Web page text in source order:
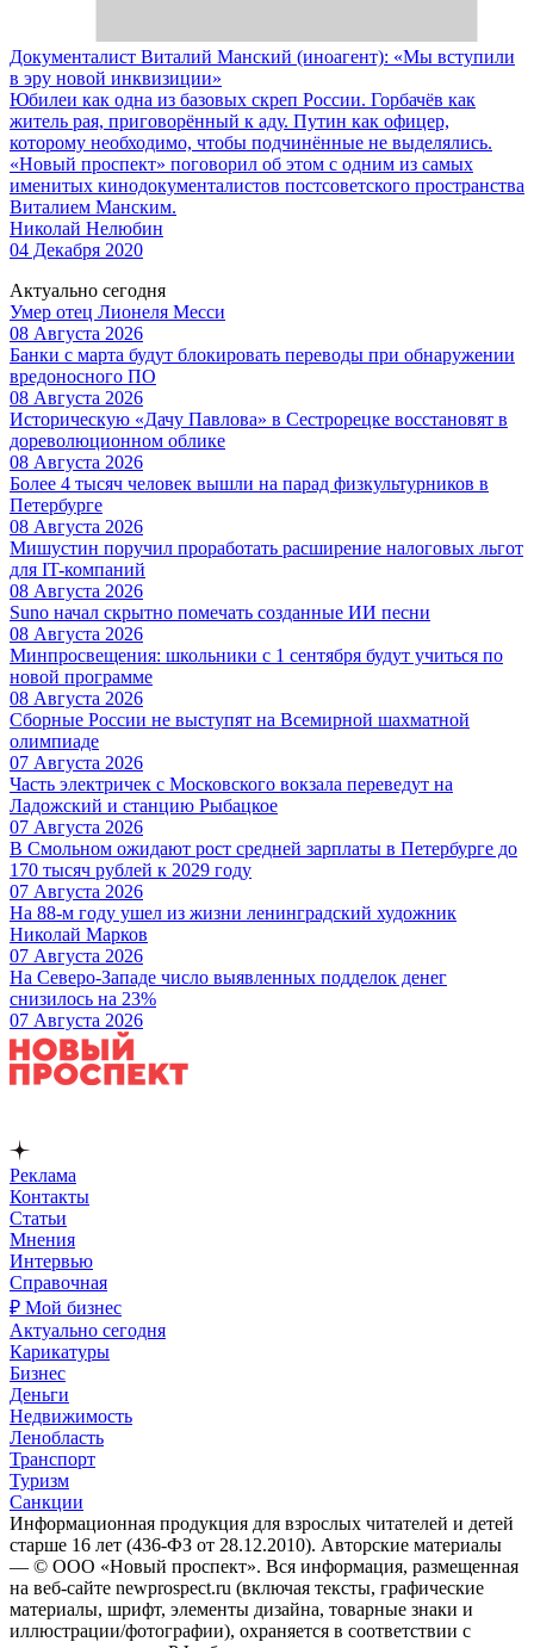
Документалист Виталий Манский (иноагент): «Мы вступили
в эру новой инквизиции»
Юбилеи как одна из базовых скреп России. Горбачёв как
житель рая, приговорённый к аду. Путин как офицер,
которому необходимо, чтобы подчинённые не выделялись.
«Новый проспект» поговорил об этом с одним из самых
именитых кинодокументалистов постсоветского пространства
Виталием Манским.
Николай Нелюбин
04 Декабря 2020
Актуально сегодня
Умер отец Лионеля Месси
08 Августа 2026
Банки с марта будут блокировать переводы при обнаружении
вредоносного ПО
08 Августа 2026
Историческую «Дачу Павлова» в Сестрорецке восстановят в
дореволюционном облике
08 Августа 2026
Более 4 тысяч человек вышли на парад физкультурников в
Петербурге
08 Августа 2026
Мишустин поручил проработать расширение налоговых льгот
для IT-компаний
08 Августа 2026
Suno начал скрытно помечать созданные ИИ песни
08 Августа 2026
Минпросвещения: школьники с 1 сентября будут учиться по
новой программе
08 Августа 2026
Сборные России не выступят на Всемирной шахматной
олимпиаде
07 Августа 2026
Часть электричек с Московского вокзала переведут на
Ладожский и станцию Рыбацкое
07 Августа 2026
В Смольном ожидают рост средней зарплаты в Петербурге до
170 тысяч рублей к 2029 году
07 Августа 2026
На 88-м году ушел из жизни ленинградский художник
Николай Марков
07 Августа 2026
На Северо-Западе число выявленных подделок денег
снизилось на 23%
07 Августа 2026
Реклама
Контакты
Статьи
Мнения
Интервью
Справочная
₽ Мой бизнес
Актуально сегодня
Карикатуры
Бизнес
Деньги
Недвижимость
Ленобласть
Транспорт
Туризм
Санкции
Информационная продукция для взрослых читателей и детей
старше 16 лет (436-ФЗ от 28.12.2010). Авторские материалы
— © ООО «Новый проспект». Вся информация, размещенная
на веб-сайте newprospect.ru (включая тексты, графические
материалы, шрифт, элементы дизайна, товарные знаки и
иллюстрации/фотографии), охраняется в соответствии с